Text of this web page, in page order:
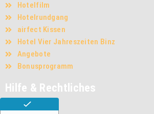
Hotelfilm
Hotelrundgang
airfect Kissen
Hotel Vier Jahreszeiten Binz
Angebote
Bonusprogramm
Hilfe & Rechtliches
Kontakt